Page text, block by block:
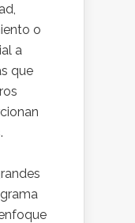
o
a
que